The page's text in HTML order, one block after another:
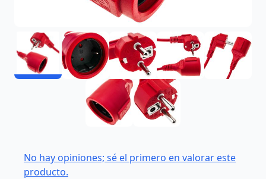
No hay opiniones; sé el primero en valorar este
producto.